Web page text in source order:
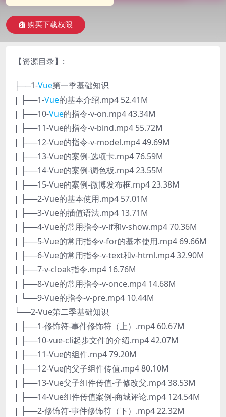
购买下载权限
【资源目录】:
├──1-Vue第一季基础知识
| ├──1-Vue的基本介绍.mp4 52.41M
| ├──10-Vue的指令-v-on.mp4 43.34M
| ├──11-Vue的指令-v-bind.mp4 55.72M
| ├──12-Vue的指令-v-model.mp4 49.69M
| ├──13-Vue的案例-选项卡.mp4 76.59M
| ├──14-Vue的案例-调色板.mp4 23.55M
| ├──15-Vue的案例-微博发布框.mp4 23.38M
| ├──2-Vue的基本使用.mp4 57.01M
| ├──3-Vue的插值语法.mp4 13.71M
| ├──4-Vue的常用指令-v-if和v-show.mp4 70.36M
| ├──5-Vue的常用指令v-for的基本使用.mp4 69.66M
| ├──6-Vue的常用指令-v-text和v-html.mp4 32.90M
| ├──7-v-cloak指令.mp4 16.76M
| ├──8-Vue的常用指令-v-once.mp4 14.68M
| └──9-Vue的指令-v-pre.mp4 10.44M
└──2-Vue第二季基础知识
| ├──1-修饰符-事件修饰符（上）.mp4 60.67M
| ├──10-vue-cli起步文件的介绍.mp4 42.07M
| ├──11-Vue的组件.mp4 79.20M
| ├──12-Vue的父子组件传值.mp4 80.10M
| ├──13-Vue父子组件传值-子修改父.mp4 38.53M
| ├──14-Vue组件传值案例-商城评论.mp4 124.54M
| ├──2-修饰符-事件修饰符（下）.mp4 22.32M